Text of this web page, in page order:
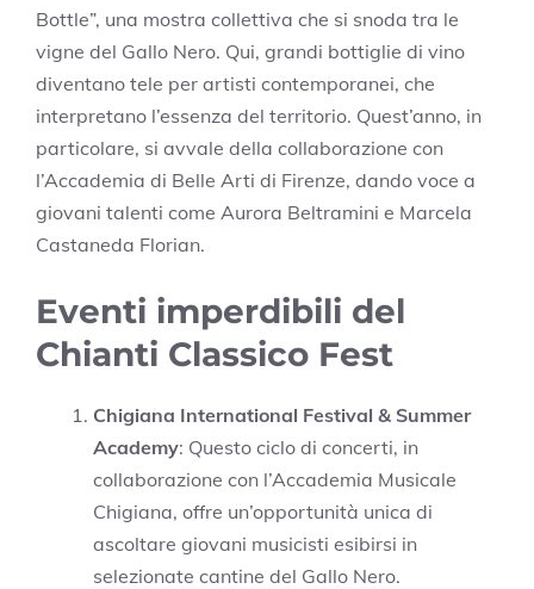
Bottle”, una mostra collettiva che si snoda tra le
vigne del Gallo Nero. Qui, grandi bottiglie di vino
diventano tele per artisti contemporanei, che
interpretano l’essenza del territorio. Quest’anno, in
particolare, si avvale della collaborazione con
l’Accademia di Belle Arti di Firenze, dando voce a
giovani talenti come Aurora Beltramini e Marcela
Castaneda Florian.
Eventi imperdibili del
Chianti Classico Fest
Chigiana International Festival & Summer
Academy: Questo ciclo di concerti, in
collaborazione con l’Accademia Musicale
Chigiana, offre un’opportunità unica di
ascoltare giovani musicisti esibirsi in
selezionate cantine del Gallo Nero.